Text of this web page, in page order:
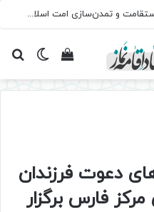
سروده‌ «اربعین»؛ روایت حماسه، استقامت و تمدن‌سازی امت اسلامی
تغییرمشاهده
دعوت فرزندان
فارس برگزار